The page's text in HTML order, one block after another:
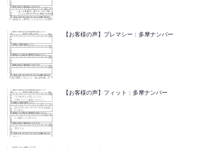
【お客様の声】プレマシー：多摩ナンバー
【お客様の声】フィット：多摩ナンバー